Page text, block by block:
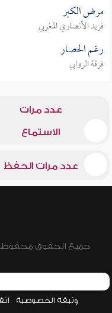
مرض الكبر
فريد الأنصاري المغربي
رغم الحصار
فرقة الروابي
عدد مرات
الاستماع
عدد مرات الحفظ
جميع الحقوق محفوظة © 2026 - 1998 لشبكة
وثيقة الخصوصية